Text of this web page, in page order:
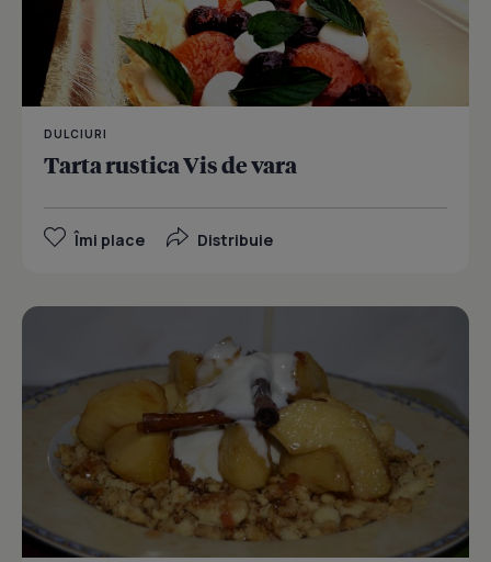
DULCIURI
Tarta rustica Vis de vara
Îmi place Distribuie